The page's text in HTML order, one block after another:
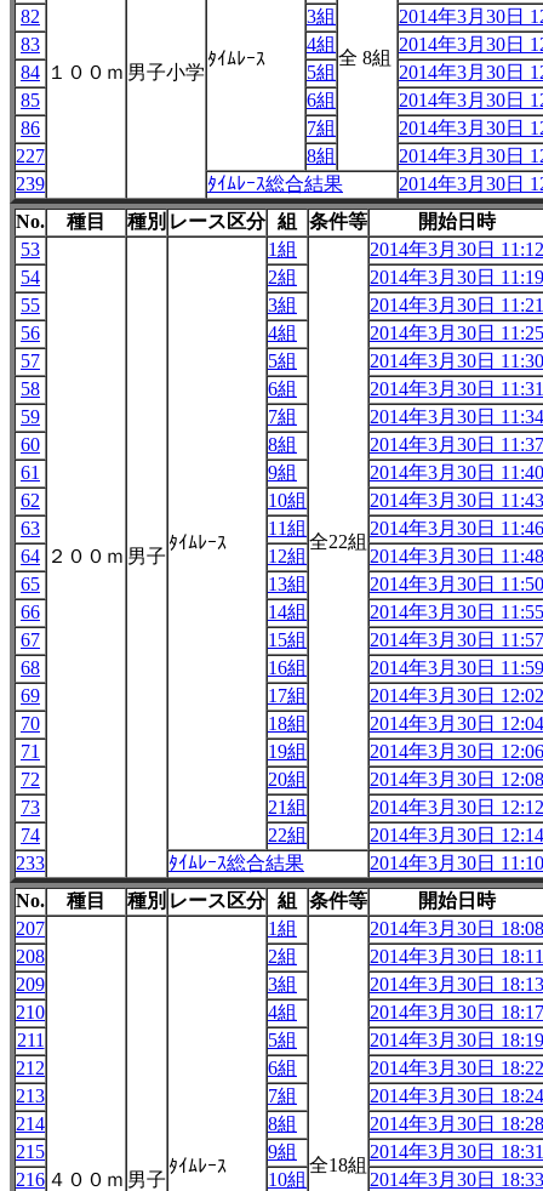
１００ｍ 男子小学
ﾀｲﾑﾚｰｽ 全 8組
82
3組
2014年3月30日
83
4組
2014年3月30日
84
5組
2014年3月30日
85
6組
2014年3月30日
86
7組
2014年3月30日
227
8組
2014年3月30日
239
ﾀｲﾑﾚｰｽ総合結果
2014年3月30日
No.
種目 種別 レース区分 組 条件等
開始日時
53
２００ｍ 男子
ﾀｲﾑﾚｰｽ
1組
全22組
2014年3月30日 11:12
54
2組
2014年3月30日 11:19
55
3組
2014年3月30日 11:21
56
4組
2014年3月30日 11:25
57
5組
2014年3月30日 11:30
58
6組
2014年3月30日 11:31
59
7組
2014年3月30日 11:34
60
8組
2014年3月30日 11:37
61
9組
2014年3月30日 11:40
62
10組
2014年3月30日 11:43
63
11組
2014年3月30日 11:46
64
12組
2014年3月30日 11:48
65
13組
2014年3月30日 11:50
66
14組
2014年3月30日 11:55
67
15組
2014年3月30日 11:57
68
16組
2014年3月30日 11:59
69
17組
2014年3月30日 12:02
70
18組
2014年3月30日 12:04
71
19組
2014年3月30日 12:06
72
20組
2014年3月30日 12:08
73
21組
2014年3月30日 12:12
74
22組
2014年3月30日 12:14
233
ﾀｲﾑﾚｰｽ総合結果
2014年3月30日 11:10
No.
種目 種別 レース区分 組 条件等
開始日時
207
４００ｍ 男子
ﾀｲﾑﾚｰｽ
1組
全18組
2014年3月30日 18:08
208
2組
2014年3月30日 18:11
209
3組
2014年3月30日 18:13
210
4組
2014年3月30日 18:17
211
5組
2014年3月30日 18:19
212
6組
2014年3月30日 18:22
213
7組
2014年3月30日 18:24
214
8組
2014年3月30日 18:28
215
9組
2014年3月30日 18:31
216
10組
2014年3月30日 18:33